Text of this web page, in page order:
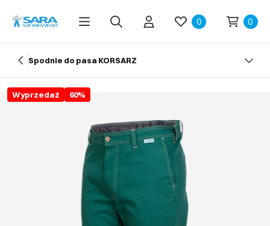
0 0
Spodnie do pasa KORSARZ
Wyprzedaż 60%